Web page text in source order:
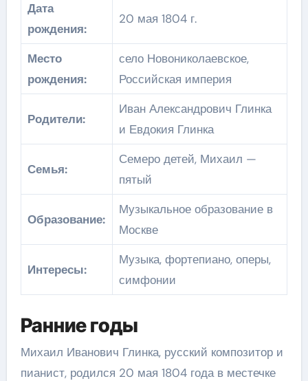
Дата
рождения:
20 мая 1804 г.
Место
рождения:
село Новониколаевское,
Российская империя
Родители:
Иван Александрович Глинка
и Евдокия Глинка
Семья:
Семеро детей, Михаил —
пятый
Образование:
Музыкальное образование в
Москве
Интересы:
Музыка, фортепиано, оперы,
симфонии
Ранние годы
Михаил Иванович Глинка, русский композитор и
пианист, родился 20 мая 1804 года в местечке